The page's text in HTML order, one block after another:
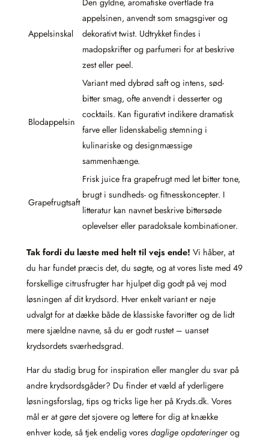
Appelsinskal
Den gyldne, aromatiske overflade fra
appelsinen, anvendt som smagsgiver og
dekorativt twist. Udtrykket findes i
madopskrifter og parfumeri for at beskrive
zest eller peel.
Blodappelsin
Variant med dybrød saft og intens, sød-
bitter smag, ofte anvendt i desserter og
cocktails. Kan figurativt indikere dramatisk
farve eller lidenskabelig stemning i
kulinariske og designmæssige
sammenhænge.
Grapefrugtsaft
Frisk juice fra grapefrugt med let bitter tone,
brugt i sundheds- og fitnesskoncepter. I
litteratur kan navnet beskrive bittersøde
oplevelser eller paradoksale kombinationer.
Tak fordi du læste med helt til vejs ende! Vi håber, at
du har fundet præcis det, du søgte, og at vores liste med 49
forskellige citrusfrugter har hjulpet dig godt på vej mod
løsningen af dit krydsord. Hver enkelt variant er nøje
udvalgt for at dække både de klassiske favoritter og de lidt
mere sjældne navne, så du er godt rustet – uanset
krydsordets sværhedsgrad.
Har du stadig brug for inspiration eller mangler du svar på
andre krydsordsgåder? Du finder et væld af yderligere
løsningsforslag, tips og tricks lige her på Kryds.dk. Vores
mål er at gøre det sjovere og lettere for dig at knække
enhver kode, så tjek endelig vores daglige opdateringerog